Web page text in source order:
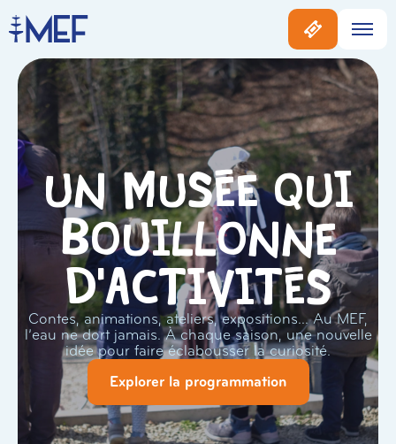
Un musée qui
bouillonne
d'activités
Contes, animations, ateliers, expositions… Au MEF,
l’eau ne dort jamais. À chaque saison, une nouvelle
idée pour faire éclabousser la curiosité.
Explorer la programmation